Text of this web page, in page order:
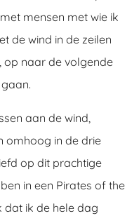
mensen met wie ik
de wind in de zeilen
op naar de volgende
aan de wind,
omhoog in de drie
op dit prachtige
in een Pirates of the
dat ik de hele dag